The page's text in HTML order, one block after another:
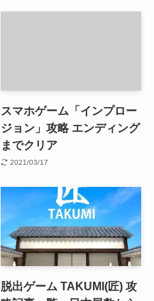
スマホゲーム「インプロー
ジョン」攻略 エンディング
までクリア
2021/03/17
脱出ゲーム TAKUMI(匠) 攻